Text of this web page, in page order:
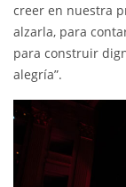
creer en nuestra
alzarla, para
para construir
alegría”.